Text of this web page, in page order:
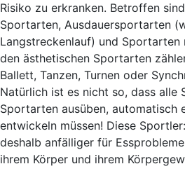
Risiko zu erkranken. Betroffen
Sportarten, Ausdauersportarten
Langstreckenlauf) und Sportarten
den ästhetischen Sportarten
Ballett, Tanzen, Turnen oder
Natürlich ist es nicht so, dass alle
Sportarten ausüben, automatisch
entwickeln müssen! Diese
deshalb anfälliger für Essprobleme
ihrem Körper und ihrem